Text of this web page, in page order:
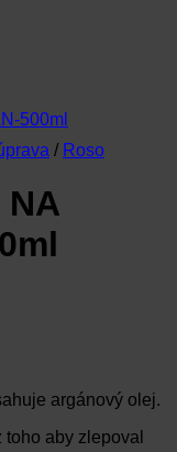
/ Roso
argánový olej.
aby zlepoval